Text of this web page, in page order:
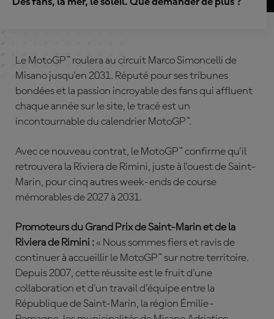
Le MotoGP™ roulera au circuit Marco Simoncelli de
Misano jusqu'en 2031. Réputé pour ses tribunes
bondées et la passion incroyable des fans qui affluent
chaque année sur le site, le tracé est un
incontournable du calendrier MotoGP™.
Avec ce nouveau contrat, le MotoGP™ confirme qu'il
retrouvera la Riviera de Rimini, juste à l'ouest de Saint-
Marin, pour cinq autres week-ends de course
mémorables de 2027 à 2031.
Promoteurs du Grand Prix de Saint-Marin et de la
Riviera de Rimini : « Nous sommes fiers et ravis de
continuer à accueillir le MotoGP™ sur notre territoire.
Depuis 2007, cette réussite est le fruit d'une
collaboration et d'un travail d'équipe entre la
République de Saint-Marin, la région Émilie-